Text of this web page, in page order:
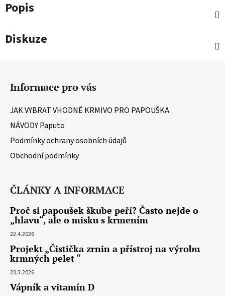
Popis
Diskuze
Informace pro vás
JAK VYBRAT VHODNÉ KRMIVO PRO PAPOUŠKA
NÁVODY Paputo
Podmínky ochrany osobních údajů
Obchodní podmínky
ČLÁNKY A INFORMACE
Proč si papoušek škube peří? Často nejde o
„hlavu“, ale o misku s krmením
22.4.2026
Projekt „Čistička zrnin a přístroj na výrobu
krmných pelet “
23.3.2026
Vápník a vitamín D